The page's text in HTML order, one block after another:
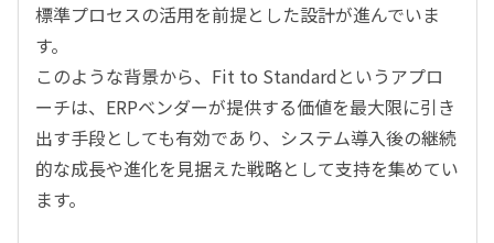
標準プロセスの活用を前提とした設計が進んでいま
す。
このような背景から、Fit to Standardというアプロ
ーチは、ERPベンダーが提供する価値を最大限に引き
出す手段としても有効であり、システム導入後の継続
的な成長や進化を見据えた戦略として支持を集めてい
ます。